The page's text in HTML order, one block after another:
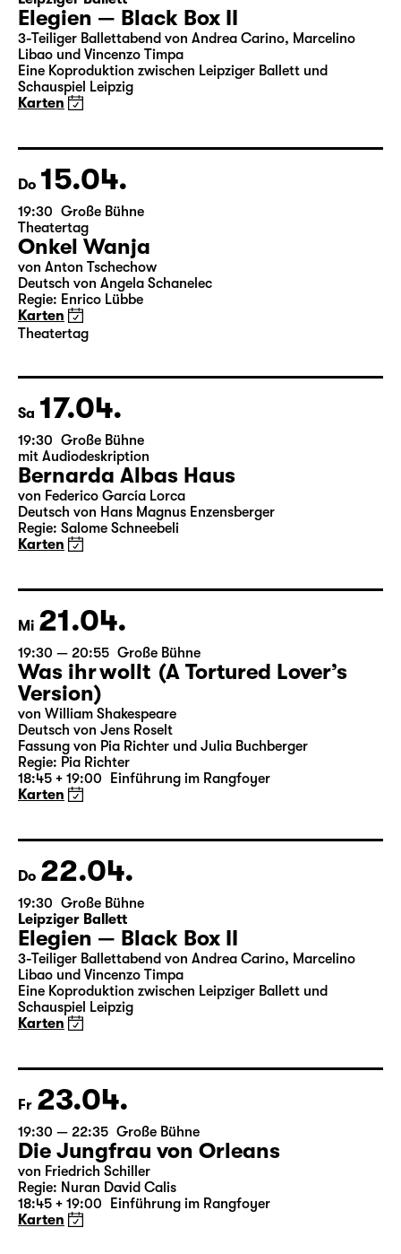
Mi 14.04.
19:30 Große Bühne
Leipziger Ballett
Elegien — Black Box II
3-Teiliger Ballettabend von Andrea Carino, Marcelino
Schauspiel Leipzig
Karten
Do 15.04.
19:30 Große Bühne
Theatertag
Onkel Wanja
von Anton Tschechow
Karten
Theatertag
Sa 17.04.
19:30 Große Bühne
mit Audiodeskription
Bernarda Albas Haus
Regie: Salome Schneebeli
Karten
Mi 21.04.
19:30 — 20:55 Große Bühne
Was ihr wollt (A Tortured Lover’s
Version)
von William Shakespeare
Deutsch von Jens Roselt
18:45 + 19:00 Einführung im Rangfoyer
Karten
Do 22.04.
19:30 Große Bühne
Leipziger Ballett
Elegien — Black Box II
3-Teiliger Ballettabend von Andrea Carino, Marcelino
Schauspiel Leipzig
Karten
Fr 23.04.
19:30 — 22:35 Große Bühne
Die Jungfrau von Orleans